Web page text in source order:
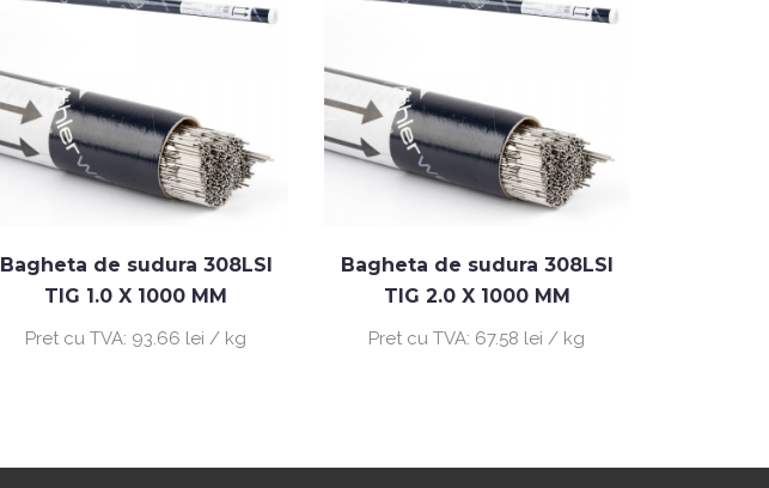
Bagheta de sudura 308LSI
TIG 1.0 X 1000 MM
Pret cu TVA: 93.66 lei / kg
Bagheta de sudura 308LSI
TIG 2.0 X 1000 MM
Pret cu TVA: 67.58 lei / kg